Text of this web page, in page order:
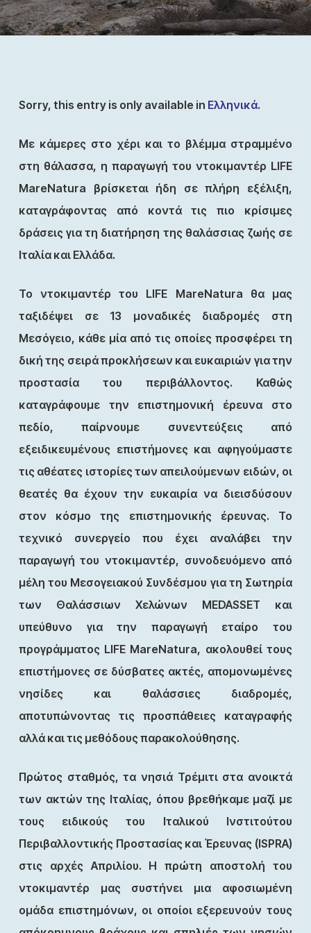
Sorry, this entry is only available in Ελληνικά.
Με κάμερες στο χέρι και το βλέμμα στραμμένο
στη θάλασσα, η παραγωγή του ντοκιμαντέρ LIFE
MareNatura βρίσκεται ήδη σε πλήρη εξέλιξη,
καταγράφοντας από κοντά τις πιο κρίσιμες
δράσεις για τη διατήρηση της θαλάσσιας ζωής σε
Ιταλία και Ελλάδα.
Το ντοκιμαντέρ του LIFE MareNatura θα μας
ταξιδέψει σε 13 μοναδικές διαδρομές στη
Μεσόγειο, κάθε μία από τις οποίες προσφέρει τη
δική της σειρά προκλήσεων και ευκαιριών για την
προστασία του περιβάλλοντος. Καθώς
καταγράφουμε την επιστημονική έρευνα στο
πεδίο, παίρνουμε συνεντεύξεις από
εξειδικευμένους επιστήμονες και αφηγούμαστε
τις αθέατες ιστορίες των απειλούμενων ειδών, οι
θεατές θα έχουν την ευκαιρία να διεισδύσουν
στον κόσμο της επιστημονικής έρευνας. Το
τεχνικό συνεργείο που έχει αναλάβει την
παραγωγή του ντοκιμαντέρ, συνοδευόμενο από
μέλη του Μεσογειακού Συνδέσμου για τη Σωτηρία
των Θαλάσσιων Χελώνων MEDASSET και
υπεύθυνο για την παραγωγή εταίρο του
προγράμματος LIFE MareNatura, ακολουθεί τους
επιστήμονες σε δύσβατες ακτές, απομονωμένες
νησίδες και θαλάσσιες διαδρομές,
αποτυπώνοντας τις προσπάθειες καταγραφής
αλλά και τις μεθόδους παρακολούθησης.
Πρώτος σταθμός, τα νησιά Τρέμιτι στα ανοικτά
των ακτών της Ιταλίας, όπου βρεθήκαμε μαζί με
τους ειδικούς του Ιταλικού Ινστιτούτου
Περιβαλλοντικής Προστασίας και Έρευνας (ISPRA)
στις αρχές Απριλίου. Η πρώτη αποστολή του
ντοκιμαντέρ μας συστήνει μια αφοσιωμένη
ομάδα επιστημόνων, οι οποίοι εξερευνούν τους